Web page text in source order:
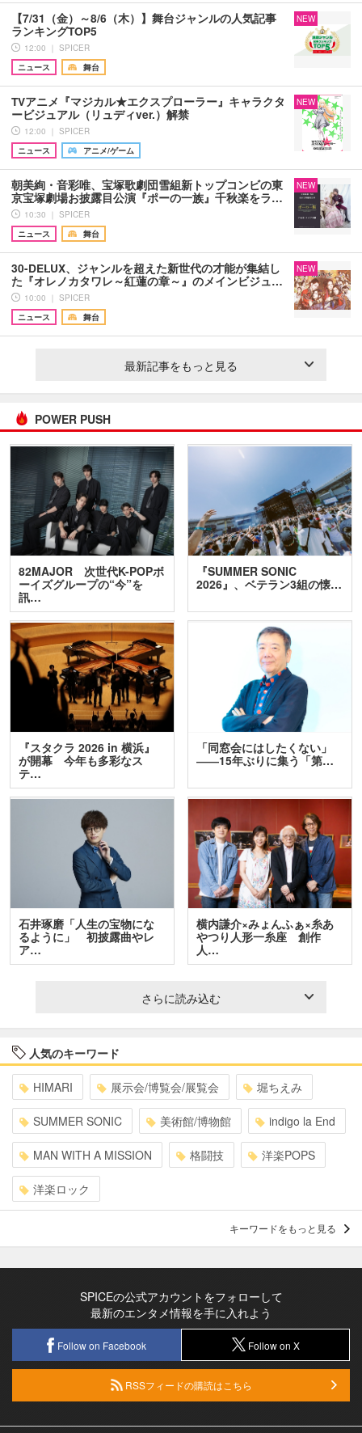
【7/31（金）～8/6（木）】舞台ジャンルの人気記事
ランキングTOP5
12:00 ｜ SPICER
ニュース
舞台
NEW
TVアニメ『マジカル★エクスプローラー』キャラクタ
ービジュアル（リュディver.）解禁
12:00 ｜ SPICER
ニュース
アニメ/ゲーム
NEW
朝美絢・音彩唯、宝塚歌劇団雪組新トップコンビの東
京宝塚劇場お披露目公演『ポーの一族』千秋楽をラ…
10:30 ｜ SPICER
ニュース
舞台
NEW
30-DELUX、ジャンルを超えた新世代の才能が集結し
た『オレノカタワレ～紅蓮の章～』のメインビジュ…
10:00 ｜ SPICER
ニュース
舞台
NEW
最新記事をもっと見る
POWER PUSH
82MAJOR 次世代K-POPボ
ーイズグループの“今”を
訊…
『SUMMER SONIC
2026』、ベテラン3組の懐…
『スタクラ 2026 in 横浜』
が開幕 今年も多彩なス
テ…
「同窓会にはしたくない」
――15年ぶりに集う「第…
石井琢磨「人生の宝物にな
るように」 初披露曲やレ
ア…
横内謙介×みょんふぁ×糸あ
やつり人形一糸座 創作
人…
さらに読み込む
人気のキーワード
HIMARI 展示会/博覧会/展覧会 堀ちえみ
SUMMER SONIC 美術館/博物館 indigo la End
MAN WITH A MISSION 格闘技 洋楽POPS
洋楽ロック
キーワードをもっと見る
SPICEの公式アカウントをフォローして
最新のエンタメ情報を手に入れよう
Follow on Facebook Follow on X
RSSフィードの購読はこちら